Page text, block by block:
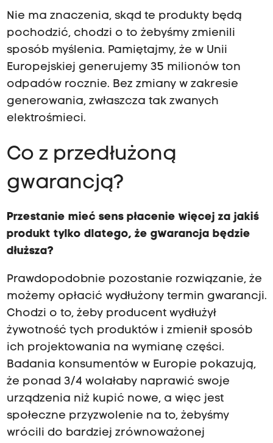
Nie ma znaczenia, skąd te produkty będą
pochodzić, chodzi o to żebyśmy zmienili
sposób myślenia. Pamiętajmy, że w Unii
Europejskiej generujemy 35 milionów ton
odpadów rocznie. Bez zmiany w zakresie
generowania, zwłaszcza tak zwanych
elektrośmieci.
Co z przedłużoną
gwarancją?
Przestanie mieć sens płacenie więcej za jakiś
produkt tylko dlatego, że gwarancja będzie
dłuższa?
Prawdopodobnie pozostanie rozwiązanie, że
możemy opłacić wydłużony termin gwarancji.
Chodzi o to, żeby producent wydłużył
żywotność tych produktów i zmienił sposób
ich projektowania na wymianę części.
Badania konsumentów w Europie pokazują,
że ponad 3/4 wolałaby naprawić swoje
urządzenia niż kupić nowe, a więc jest
społeczne przyzwolenie na to, żebyśmy
wrócili do bardziej zrównoważonej